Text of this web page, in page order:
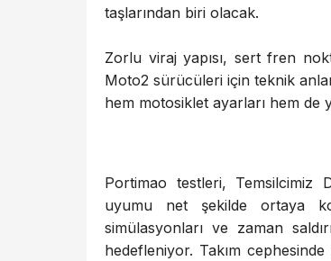
taşlarından biri olacak.
Zorlu viraj yapısı, sert fren
Moto2 sürücüleri için teknik
hem motosiklet ayarları hem de
Portimao testleri, Temsilcimiz
uyumu net şekilde ortaya
simülasyonları ve zaman
hedefleniyor. Takım